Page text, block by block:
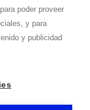
poder proveer
y para
y publicidad
(Segovia)